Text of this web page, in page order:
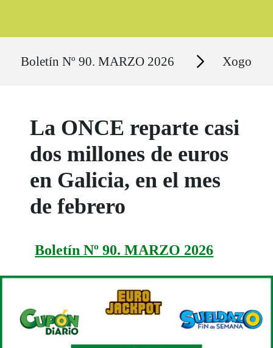
Boletín Nº 90. MARZO 2026 Secciones Xogo
La ONCE reparte casi
dos millones de euros
en Galicia, en el mes
de febrero
Boletín Nº 90. MARZO 2026